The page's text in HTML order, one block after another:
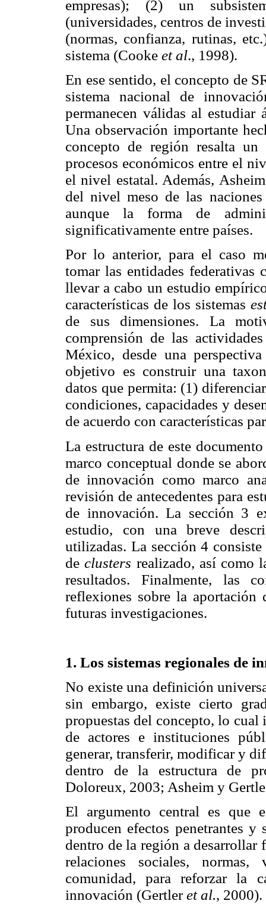
empresas); (2) un
(universidades, centros de
(normas, confianza, rutinas,
sistema (Cooke et al., 1998).
En ese sentido, el concepto de
sistema nacional de
permanecen válidas al estudiar
Una observación importante
concepto de región resalta
procesos económicos entre el
el nivel estatal. Además,
del nivel meso de las
aunque la forma de
significativamente entre países.
Por lo anterior, para el caso
tomar las entidades
llevar a cabo un estudio
características de los sistemas
de sus dimensiones. La
comprensión de las
México, desde una
objetivo es construir una
datos que permita: (1)
condiciones, capacidades y
de acuerdo con características
La estructura de este
marco conceptual donde se
de innovación como marco
revisión de antecedentes para
de innovación. La sección 3
estudio, con una breve
utilizadas. La sección 4
declusters realizado, así como
resultados. Finalmente, las
reflexiones sobre la
futuras investigaciones.
1. Los sistemas regionales de
No existe una definición
sin embargo, existe cierto
propuestas del concepto, lo
de actores e instituciones
generar, transferir, modificar y
dentro de la estructura de
Doloreux, 2003; Asheim y
El argumento central es que
producen efectos penetrantes
dentro de la región a desarrollar
relaciones sociales,
comunidad, para reforzar la
innovación (Gertleret al., 2000).